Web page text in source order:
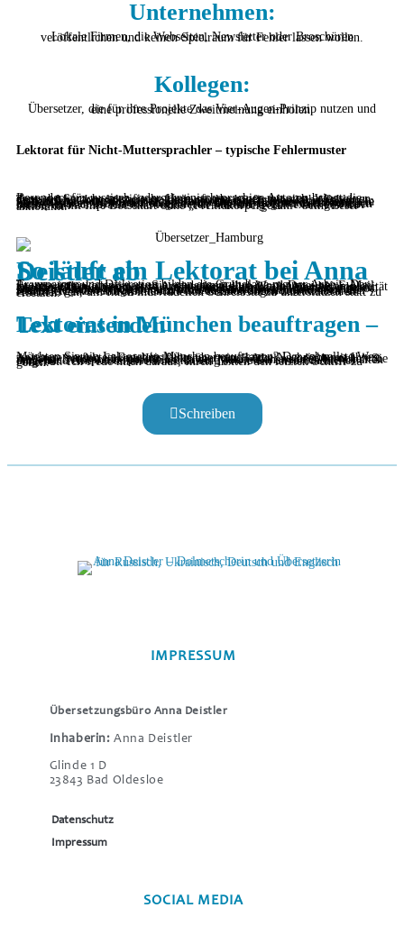
Unternehmen:
Lokale Firmen, die Webseiten, Newsletter oder Broschüren veröffentlichen und keinen Spielraum für Fehler lassen wollen.
Kollegen:
Übersetzer, die für ihre Projekte das Vier-Augen-Prinzip nutzen und eine professionelle Zweitmeinung einholen.
Lektorat für Nicht-Muttersprachler – typische Fehlermuster
Besonders für russisch- oder ukrainischsprachige Autoren bringt die deutsche Sprache spezifische Herausforderungen mit sich. Wer seinen Text in München lektorieren lässt, möchte häufig klassische Fehler vermeiden: Genusfehler bei Substantiven, eine falsche Wortstellung in Nebensätzen oder die wörtliche Übersetzung von Redewendungen, die im Deutschen nicht funktionieren. Als Diplom-Linguistin erkenne ich diese Nuancen sofort. Ich sorge dafür, dass die Registerwahl zwischen formeller Fachsprache und lockereren Marketing-Ton exakt gewahrt bleibt, damit Ihre Botschaft ohne „Fremdkörpergefühl“ beim Leser ankommt.
So läuft ein Lektorat bei Anna Deistler ab
Transparenz und Diskretion bilden die Grundlage meiner Arbeit. Der Prozess ist unkompliziert: Sie senden mir Ihre Word-Datei per E-Mail zu, woraufhin ich eine erste Analyse bezüglich Umfang und Komplexität erstelle. Ob es sich um ein Lektorat für Fachtexte in München oder ein kreatives Manuskript handelt – Sie erhalten ein verbindliches Angebot. Die Korrekturen erfolgen im „Änderungen nachverfolgen“-Modus, sodass Sie jeden Eingriff nachvollziehen und annehmen können. Bei Bedarf ergänze ich Kommentare mit Erläuterungen zu stilistischen Alternativen, um Ihren individuellen Schreibstil zu unterstützen statt zu ersetzen.
Lektorat in München beauftragen – Text einsenden
Möchten Sie ein Lektorat in München beauftragen? Der schnellste Weg zu einem perfekten Ergebnis führt über eine kurze Nachricht mit Ihrem Anhang. Senden Sie mir Ihr Dokument per E-Mail zu oder besuchen Sie mich nach Absprache persönlich in der Maximilianstraße 2. Sie erhalten umgehend eine kostenlose Einschätzung sowie ein unverbindliches Angebot. Ich freue mich darauf, Ihren Texten den letzten Schliff zu geben.
Schreiben
IMPRESSUM
Übersetzungsbüro Anna Deistler
Inhaberin: Anna Deistler
Glinde 1 D
23843 Bad Oldesloe
Datenschutz
Impressum
SOCIAL MEDIA